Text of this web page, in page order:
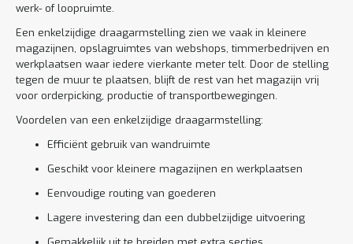
werk- of loopruimte.
Een enkelzijdige draagarmstelling zien we vaak in kleinere
magazijnen, opslagruimtes van webshops, timmerbedrijven en
werkplaatsen waar iedere vierkante meter telt. Door de stelling
tegen de muur te plaatsen, blijft de rest van het magazijn vrij
voor orderpicking, productie of transportbewegingen.
Voordelen van een enkelzijdige draagarmstelling:
Efficiënt gebruik van wandruimte
Geschikt voor kleinere magazijnen en werkplaatsen
Eenvoudige routing van goederen
Lagere investering dan een dubbelzijdige uitvoering